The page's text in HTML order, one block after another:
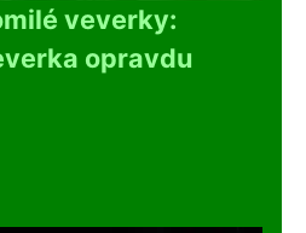
veverky:
opravdu